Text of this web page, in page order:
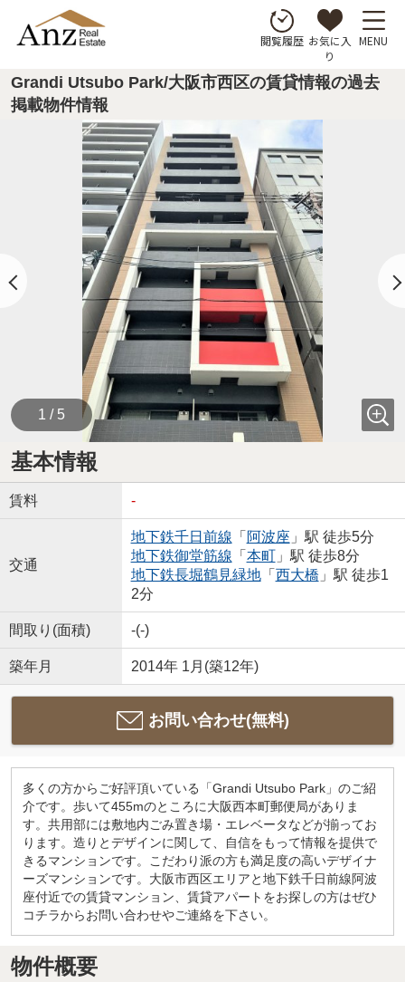
閲覧履歴 お気に入
り
MENU
Grandi Utsubo Park/大阪市西区の賃貸情報の過去
掲載物件情報
1 / 5
基本情報
賃料 -
交通
地下鉄千日前線 「 阿波座 」駅 徒歩5分
地下鉄御堂筋線 「 本町」駅 徒歩8分
地下鉄長堀鶴見緑地「 西大橋 」駅 徒歩1
2分
間取り(面積) -(-)
築年月 2014年 1月(築12年)
お問い合わせ(無料)
多くの方からご好評頂いている「Grandi Utsubo Park」のご紹
介です。歩いて455mのところに大阪西本町郵便局がありま
す。共用部には敷地内ごみ置き場・エレベータなどが揃ってお
ります。造りとデザインに関して、自信をもって情報を提供で
きるマンションです。こだわり派の方も満足度の高いデザイナ
ーズマンションです。大阪市西区エリアと地下鉄千日前線阿波
座付近での賃貸マンション、賃貸アパートをお探しの方はぜひ
コチラからお問い合わせやご連絡を下さい。
物件概要